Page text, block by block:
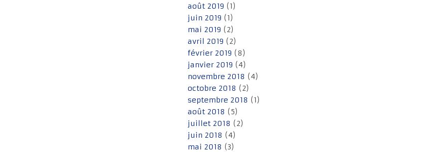
août 2019 (1)
juin 2019 (1)
mai 2019 (2)
avril 2019 (2)
février 2019 (8)
janvier 2019 (4)
novembre 2018 (4)
octobre 2018 (2)
septembre 2018 (1)
août 2018 (5)
juillet 2018 (2)
juin 2018 (4)
mai 2018 (3)